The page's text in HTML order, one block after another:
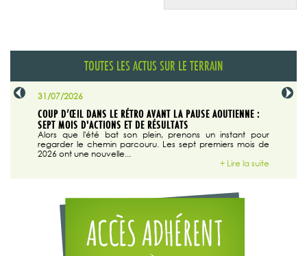
TOUTES LES ACTUS SUR LE TERRAIN
31/07/2026
COUP D’ŒIL DANS LE RÉTRO AVANT LA PAUSE AOUTIENNE :
SEPT MOIS D'ACTIONS ET DE RÉSULTATS
Alors que l'été bat son plein, prenons un instant pour
regarder le chemin parcouru. Les sept premiers mois de
2026 ont une nouvelle...
+ Lire la suite
29/07/